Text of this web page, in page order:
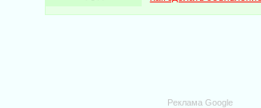
Реклама Google